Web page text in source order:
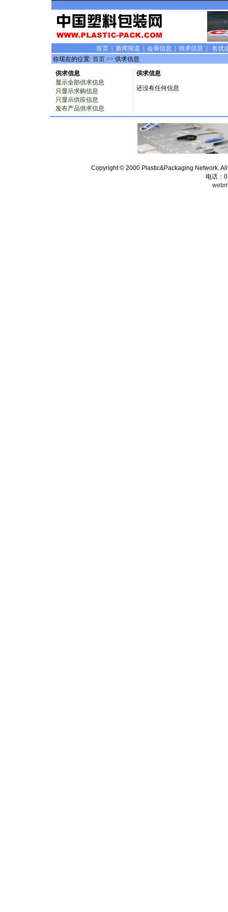
首页| 新闻报道 会展信息 供求信息
名优
你现在的位置: 首页 >> 供求信息
供求信息
显示全部供求信息
只显示求购信息
只显示供应信息
发布产品供求信息
供求信息
还没有任何信息
Copyright © 2000 Plastic&Packaging Network.
电话：